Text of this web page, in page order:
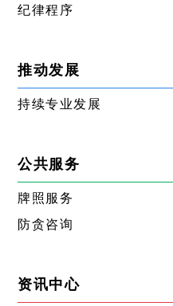
纪律程序
推动发展
持续专业发展
公共服务
牌照服务
防贪咨询
资讯中心